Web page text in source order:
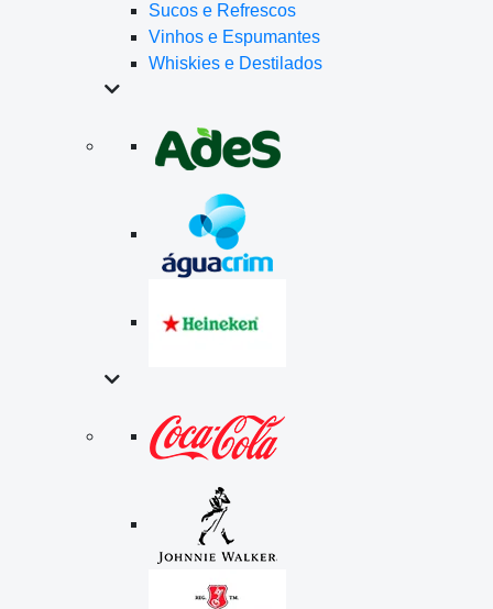
Sucos e Refrescos
Vinhos e Espumantes
Whiskies e Destilados